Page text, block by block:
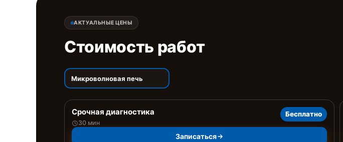
АКТУАЛЬНЫЕ ЦЕНЫ
Стоимость работ
Микроволновая печь
Срочная диагностика
30 мин
Бесплатно
Записаться